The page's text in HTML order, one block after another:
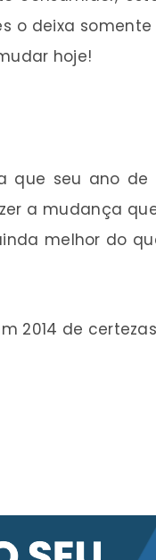
o deixa
hoje!
seu ano
a mudança
melhor do
2014 de